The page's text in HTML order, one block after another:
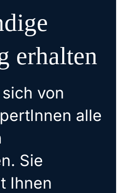
erhalten
von
alle
Sie
Ihnen